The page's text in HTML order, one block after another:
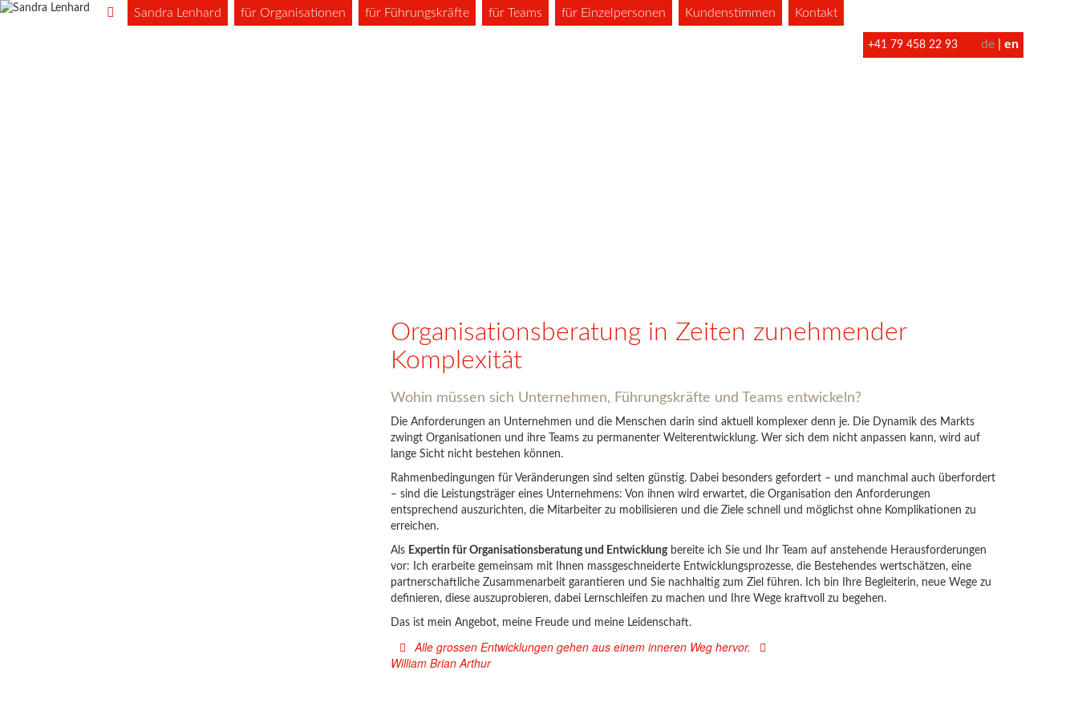
Sandra Lenhard für Organisationen für Führungskräfte für Teams für Einzelpersonen Kundenstimmen Kontakt
+41 79 458 22 93 de en
Organisationsberatung in Zeiten zunehmender
Komplexität
Wohin müssen sich Unternehmen, Führungskräfte und Teams entwickeln?
Die Anforderungen an Unternehmen und die Menschen darin sind aktuell komplexer denn je. Die Dynamik des Markts
zwingt Organisationen und ihre Teams zu permanenter Weiterentwicklung. Wer sich dem nicht anpassen kann, wird auf
lange Sicht nicht bestehen können.
Rahmenbedingungen für Veränderungen sind selten günstig. Dabei besonders gefordert – und manchmal auch überfordert
– sind die Leistungsträger eines Unternehmens: Von ihnen wird erwartet, die Organisation den Anforderungen
entsprechend auszurichten, die Mitarbeiter zu mobilisieren und die Ziele schnell und möglichst ohne Komplikationen zu
erreichen.
Als Expertin für Organisationsberatung und Entwicklungbereite ich Sie und Ihr Team auf anstehende Herausforderungen
vor: Ich erarbeite gemeinsam mit Ihnen massgeschneiderte Entwicklungsprozesse, die Bestehendes wertschätzen, eine
partnerschaftliche Zusammenarbeit garantieren und Sie nachhaltig zum Ziel führen. Ich bin Ihre Begleiterin, neue Wege zu
definieren, diese auszuprobieren, dabei Lernschleifen zu machen und Ihre Wege kraftvoll zu begehen.
Das ist mein Angebot, meine Freude und meine Leidenschaft.
Alle grossen Entwicklungen gehen aus einem inneren Weg hervor.
William Brian Arthur